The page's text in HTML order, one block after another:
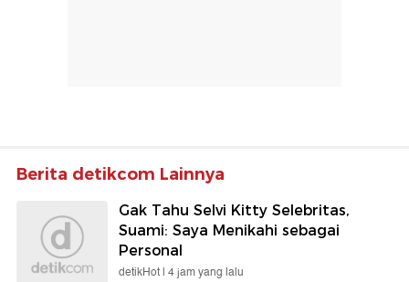
Berita detikcom Lainnya
Gak Tahu Selvi Kitty Selebritas,
Suami: Saya Menikahi sebagai
Personal
detikHot | 4 jam yang lalu